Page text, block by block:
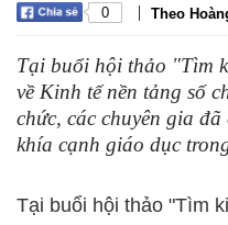
0 | Theo
Tại buổi hội thảo "Tìm
về Kinh tế nền tảng số
chức, các chuyên gia
khía cạnh giáo dục
Tại buổi hội thảo "Tìm